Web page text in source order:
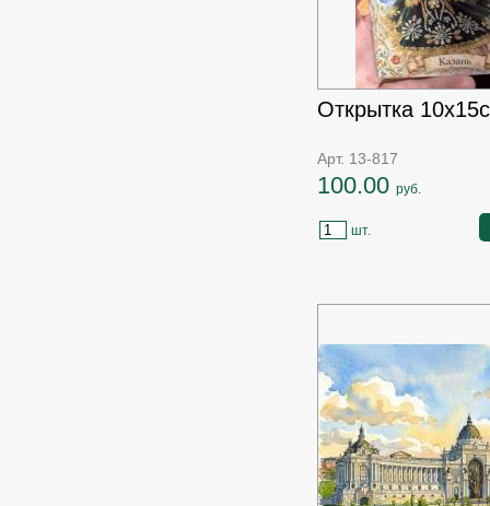
Открытка
Арт. 13-817
100.00 руб.
шт.